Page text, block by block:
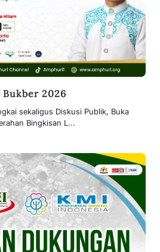
Bukber 2026
sekaligus Diskusi Publik, Buka
Bingkisan L...